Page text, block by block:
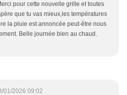
pour cette nouvelle grille et toutes
que tu vas mieux,les températures
la pluie est annoncée peut-être nous
Belle journée bien au chaud.
01/2026 09:02